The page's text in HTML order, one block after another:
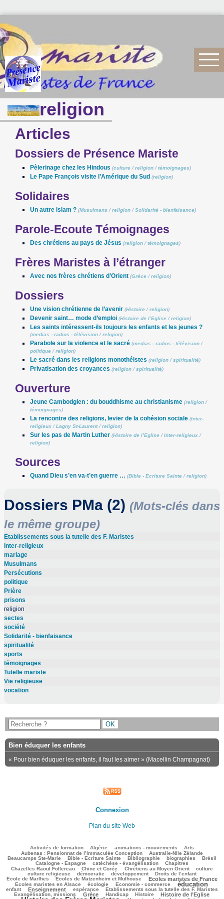
religion
Articles
Dossiers de Présence Mariste
Pèlerinage chez les Hindous (culture /religion /témoignages)
Le Pape François visite l’Amérique du Sud (religion)
Solidaires
Un autre islam ? (Musulmans /religion /Solidarité - bienfaisance)
Parole-Ecoute Témoignages
Des chrétiens au pays de Jésus (religion /témoignages)
Frères Maristes à l’étranger
Avec nos frères chrétiens d’Orient (Grèce /religion)
Dossiers
Une vision chrétienne de l’avenir (Histoire /religion)
Devenir saint… mode d’emploi (Histoire de l’Eglise /religion)
Les saints intéressent-ils toujours les enfants et les jeunes ?
(medias - radios - télévision /religion)
Parabole sur la violence et le sacré (medias - radios - télévision /
politique /religion)
Le sacré dans les religions monothéistes (religion /spiritualité)
Privatisation des croyances (religion /spiritualité)
Ouverture
Jeune Cambodgien : du bouddhisme au christianisme (religion /
témoignages)
La rencontre des religions, levier de la cohésion sociale (Inter-
religieux /Lagny St-Laurent/religion)
Sur les pas de Martin Luther (Histoire de l’Eglise /Inter-religieux /
religion)
Sources
Quand Dieu s’en va-t’en guerre … (Bible - Ecriture Sainte /religion)
Dossiers PMa (2) (Mots-clés dans
le même groupe)
Etablissements sous la tutelle des F. Maristes
Inter-religieux
mariage
Musulmans
Persécutions
politique
Prière
prisons
religion
sectes
société
Solidarité - bienfaisance
spiritualité
sports
témoignages
Tutelle mariste
Vie religieuse
vocation
Bien éduquer les enfants
« Pour bien éduquer les enfants, il faut les aimer » (Macellin Champagnat)
Connexion
Plan du site Web
Activités de formation Algérie animations - mouvements Arts
Aubenas : Pensionnat de l’Immaculée Conception
41/3441 Australie-Nlle Zélande
94/3441
Beaucamps Ste-Marie
699/3441 Bible - Ecriture Sainte
76/3441 Bibliographie
623/3441 biographies
177/3441 Brésil
716/3441
Catalogne - Espagne
catéchèse - évangélisation Chapitres
Chazelles Raoul Follereau
128/3441 Chine et Corée
242/3441 Chrétiens au Moyen Orient
460/3441 culture
36/3441
culture religieuse
démocratie développement Droits de l’enfant
Ecole de Marlhes
156/3441 Ecoles de Matzenheim et Mulhouse
852/3441 Ecoles maristes de France
221/3441
Ecoles maristes en Alsace
554/3441 écologie
139/3441 Economie - commerce
1804/3441 éducation
151/3441
enfant
939/3441 Enseignement
261/3441 espérance
65/3441 Etablissements sous la tutelle des F. Maristes
280/3441
Evangélisation, missions
747/3441 Grèce
114/3441 Handicap
299/3441 Histoire
781/3441 Histoire de l’Eglise
2322/3441